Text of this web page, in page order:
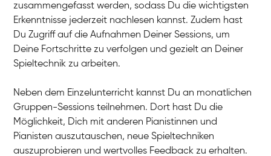
Klavier / Piano / Flügel
Hannes
Klavier / Piano / Flügel
Klavier / Piano / Flügel
zusammengefasst werden, sodass Du die wichtigsten
Erkenntnisse jederzeit nachlesen kannst. Zudem hast
Du Zugriff auf die Aufnahmen Deiner Sessions, um
Deine Fortschritte zu verfolgen und gezielt an Deiner
Spieltechnik zu arbeiten.
Neben dem Einzelunterricht kannst Du an monatlichen
Gruppen-Sessions teilnehmen. Dort hast Du die
Möglichkeit, Dich mit anderen Pianistinnen und
Pianisten auszutauschen, neue Spieltechniken
auszuprobieren und wertvolles Feedback zu erhalten.